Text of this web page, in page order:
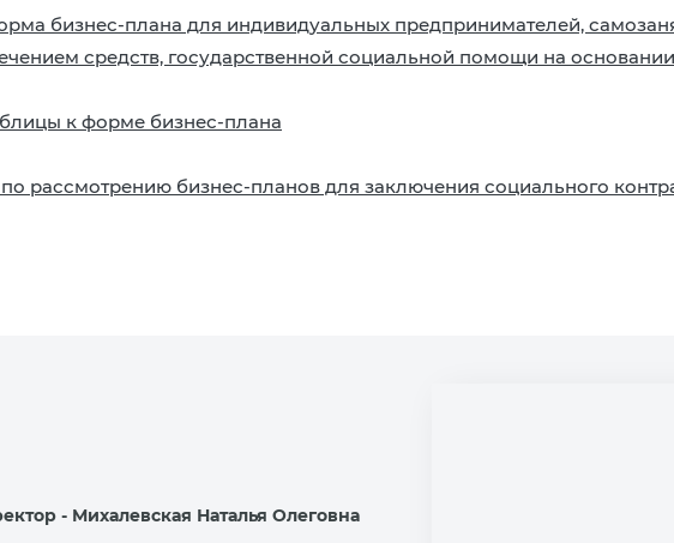
бизнес-плана для индивидуальных предпринимателей,
средств, государственной социальной помощи на
к форме бизнес-плана
рассмотрению бизнес-планов для заключения социального
- Михалевская Наталья Олеговна